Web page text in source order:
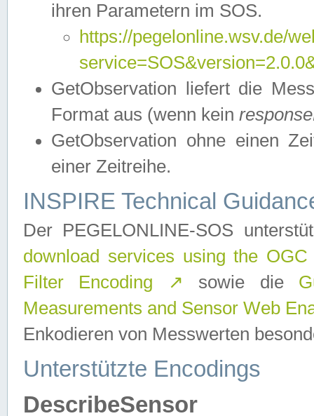
ihren Parametern im SOS.
https://pegelonline.wsv.de/
GetObservation liefert die
Format aus (wenn kein
GetObservation ohne einen
einer Zeitreihe.
INSPIRE Technical
Der PEGELONLINE-SOS
download services using the
Filter Encoding
↗ sowie die
Measurements and Sensor Web
Enkodieren von Messwerten
Unterstützte Encodings
DescribeSensor